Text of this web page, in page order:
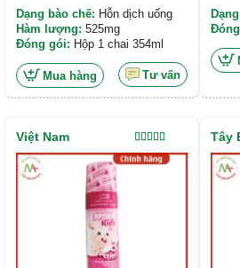
Dạng bào chế: Hỗn dịch uống
Hàm lượng: 525mg
Đóng gói: Hộp 1 chai 354ml
Mua hàng Tư vấn
Được xếp
hạng5.00
Việt Nam Tây